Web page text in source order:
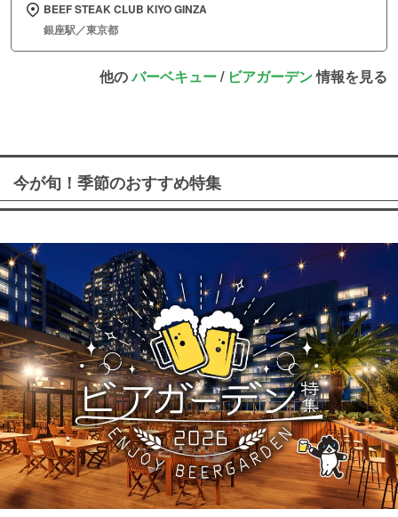
BEEF STEAK CLUB KIYO GINZA
銀座駅／東京都
他のバーベキュー/ ビアガーデン情報を見る
今が旬！季節のおすすめ特集